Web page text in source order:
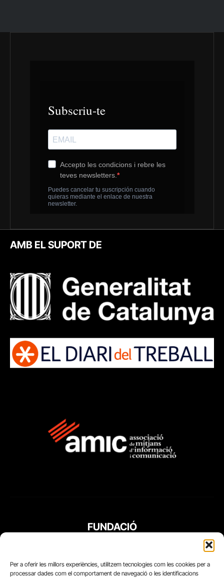
Per a oferir les millors experiències, utilitzem tecnologies com les cookies per a
processar dades com el comportament de navegació o les identificacions
AMB EL SUPORT DE
FUNDACIÓ